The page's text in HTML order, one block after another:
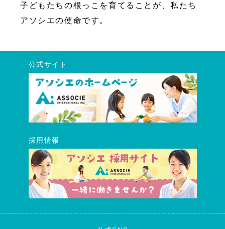
子どもたちの根っこを育てることが、私たち
アソシエの使命です。
公式サイト
採用情報